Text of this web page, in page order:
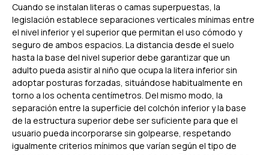
Cuando se instalan literas o camas superpuestas, la
legislación establece separaciones verticales mínimas entre
el nivel inferior y el superior que permitan el uso cómodo y
seguro de ambos espacios. La distancia desde el suelo
hasta la base del nivel superior debe garantizar que un
adulto pueda asistir al niño que ocupa la litera inferior sin
adoptar posturas forzadas, situándose habitualmente en
torno a los ochenta centímetros. Del mismo modo, la
separación entre la superficie del colchón inferior y la base
de la estructura superior debe ser suficiente para que el
usuario pueda incorporarse sin golpearse, respetando
igualmente criterios mínimos que varían según el tipo de